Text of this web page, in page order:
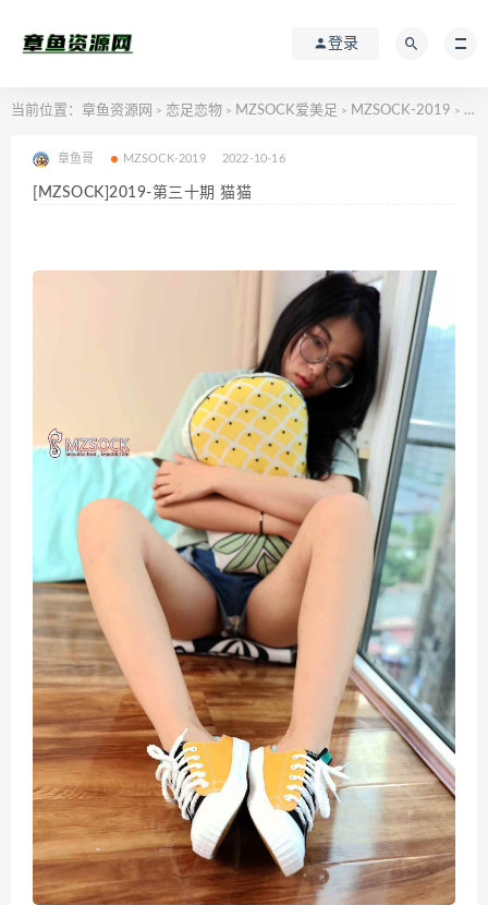
登录
当前位置： 章鱼资源网 > 恋足恋物 > MZSOCK爱美足 > MZSOCK-2019 >
章鱼哥 MZSOCK-2019 2022-10-16
[MZSOCK]2019-第三十期 猫猫